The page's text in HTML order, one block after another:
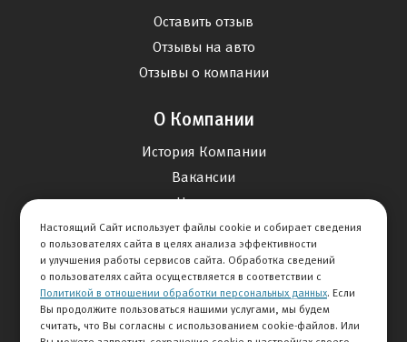
Оставить отзыв
Отзывы на авто
Отзывы о компании
О Компании
История Компании
Вакансии
Новости
Карта сайта
Контакты
Настоящий Сайт использует файлы cookie и собирает сведения
о пользователях сайта в целях анализа эффективности
и улучшения работы сервисов сайта. Обработка сведений
о пользователях сайта осуществляется в соответствии с
Политикой в отношении обработки персональных данных. Если
Вы продолжите пользоваться нашими услугами, мы будем
считать, что Вы согласны с использованием cookie-файлов. Или